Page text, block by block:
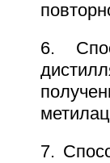
6.
7.